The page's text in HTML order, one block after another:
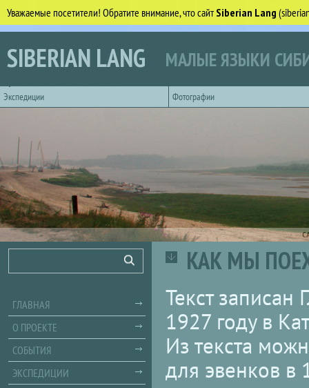
Уважаемые посетители! Обратите внимание, что сайтSiberian Lang
Перейти к основному содержанию
SIBERIAN LANG МАЛЫЕ ЯЗЫКИ
Экспедиции
Фотографии
КАК МЫ
Текст
1927 году в
Из текста
для эвенков в
Поиск
ГЛАВНАЯ
О ПРОЕКТЕ
СОБЫТИЯ
ЭКСПЕДИЦИИ